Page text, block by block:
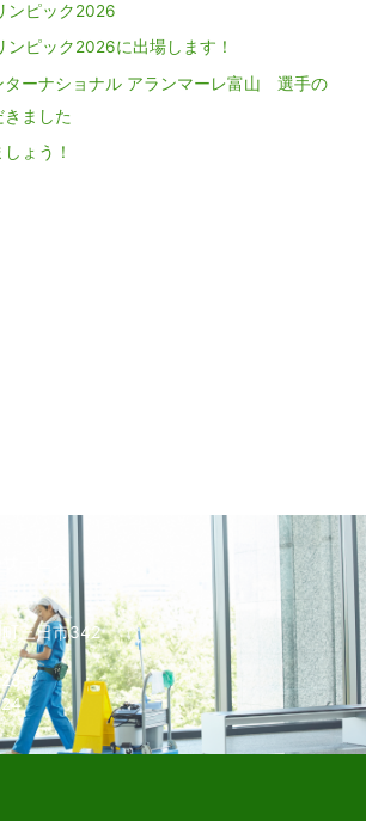
ンピック2026
ピック2026に出場します！
ターナショナル アランマーレ富山 選手の
きました
ょう！
ービス
三日市342